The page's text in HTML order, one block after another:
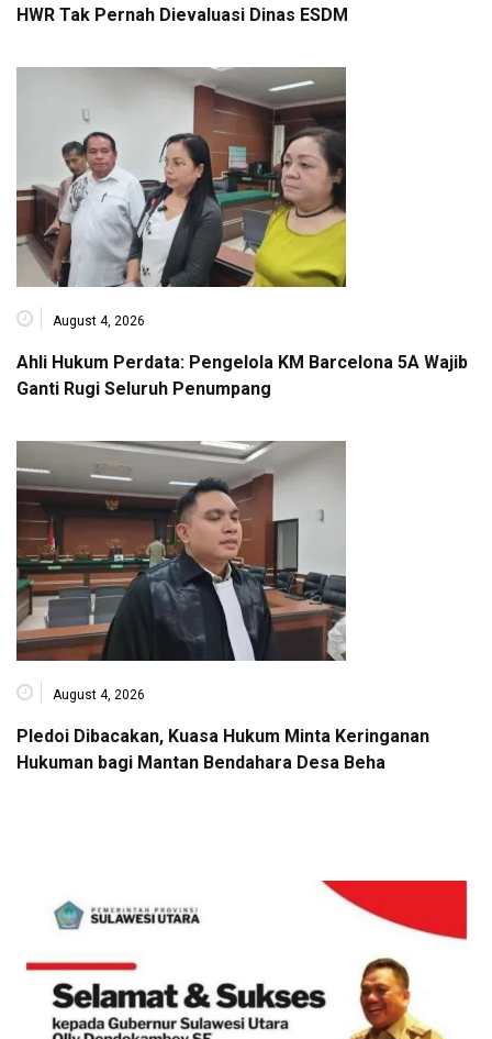
HWR Tak Pernah Dievaluasi Dinas ESDM
August 4, 2026
Ahli Hukum Perdata: Pengelola KM Barcelona 5A Wajib
Ganti Rugi Seluruh Penumpang
August 4, 2026
Pledoi Dibacakan, Kuasa Hukum Minta Keringanan
Hukuman bagi Mantan Bendahara Desa Beha